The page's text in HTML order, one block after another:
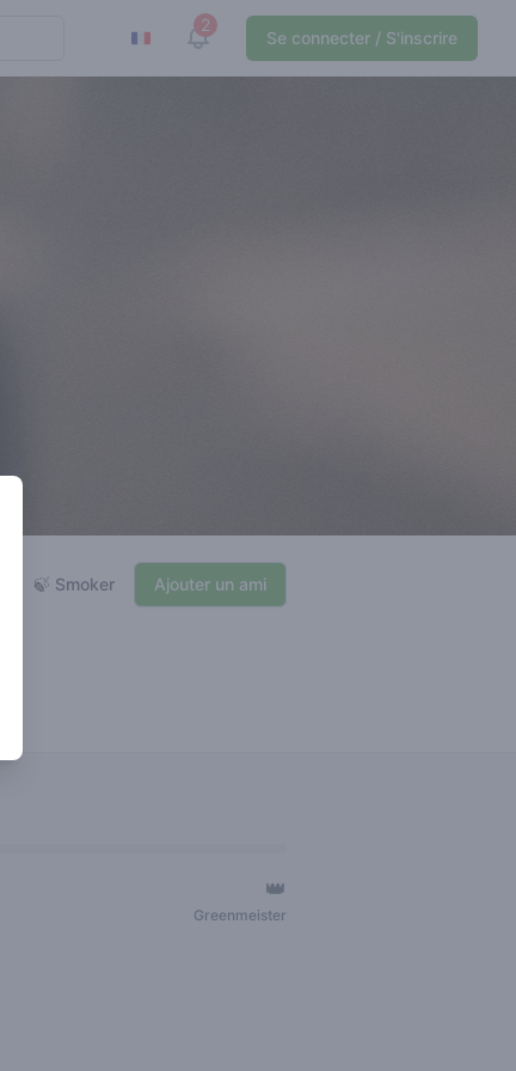
2
View notifications
Se connecter / S'inscrire
🍃 Smoker Ajouter un ami
👑
Greenmeister